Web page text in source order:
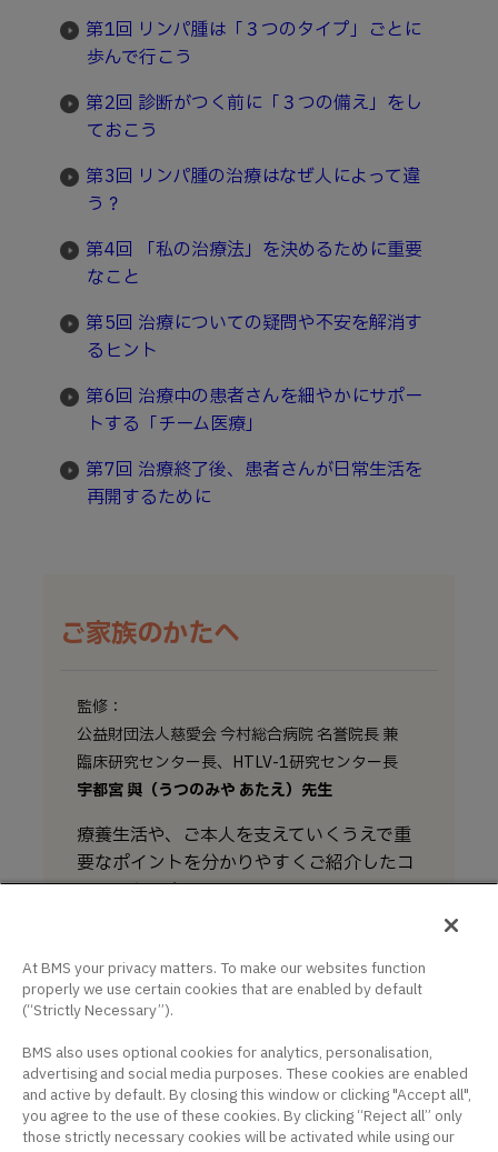
第1回 リンパ腫は「３つのタイプ」ごとに
歩んで行こう
第2回 診断がつく前に「３つの備え」をし
ておこう
第3回 リンパ腫の治療はなぜ人によって違
う？
第4回 「私の治療法」を決めるために重要
なこと
第5回 治療についての疑問や不安を解消す
るヒント
第6回 治療中の患者さんを細やかにサポー
トする「チーム医療」
第7回 治療終了後、患者さんが日常生活を
再開するために
ご家族のかたへ
監修：
公益財団法人慈愛会 今村総合病院 名誉院長 兼
臨床研究センター長、HTLV-1研究センター長
宇都宮 與（うつのみや あたえ）先生
療養生活や、ご本人を支えていくうえで重
要なポイントを分かりやすくご紹介したコ
ンテンツです。
療養生活のサポート
At BMS your privacy matters. To make our websites function
properly we use certain cookies that are enabled by default
(“Strictly Necessary”).
BMS also uses optional cookies for analytics, personalisation,
advertising and social media purposes. These cookies are enabled
and active by default. By closing this window or clicking "Accept all",
you agree to the use of these cookies. By clicking “Reject all” only
those strictly necessary cookies will be activated while using our